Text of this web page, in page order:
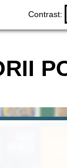
Contrast: